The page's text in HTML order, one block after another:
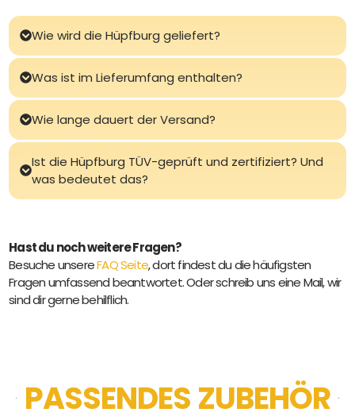
Wie wird die Hüpfburg geliefert?
Was ist im Lieferumfang enthalten?
Wie lange dauert der Versand?
Ist die Hüpfburg TÜV-geprüft und zertifiziert? Und
was bedeutet das?
Hast du noch weitere Fragen?
Besuche unsereFAQ Seite, dort findest du die häufigsten
Fragen umfassend beantwortet. Oder schreib uns eine Mail, wir
sind dir gerne behilflich.
PASSENDES ZUBEHÖR